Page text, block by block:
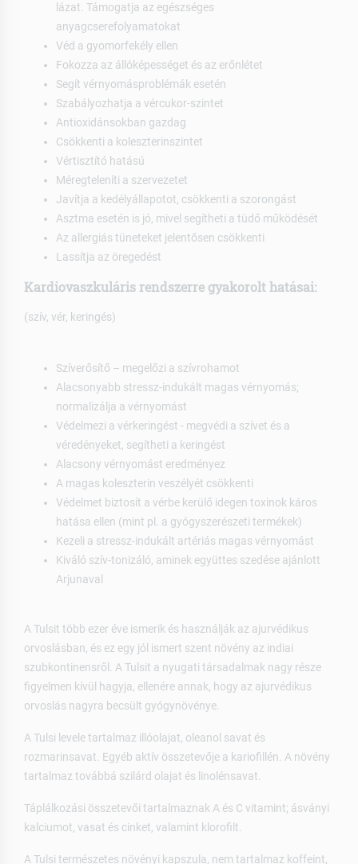
lázat. Támogatja az egészséges
anyagcserefolyamatokat
Véd a gyomorfekély ellen
Fokozza az állóképességet és az erőnlétet
Segít vérnyomásproblémák esetén
Szabályozhatja a vércukor-szintet
Antioxidánsokban gazdag
Csökkenti a koleszterinszintet
Vértisztító hatású
Méregteleníti a szervezetet
Javítja a kedélyállapotot, csökkenti a szorongást
Asztma esetén is jó, mivel segítheti a tüdő működését
Az allergiás tüneteket jelentősen csökkenti
Lassítja az öregedést
Kardiovaszkuláris rendszerre gyakorolt hatásai:
(szív, vér, keringés)
Szíverősítő – megelőzi a szívrohamot
Alacsonyabb stressz-indukált magas vérnyomás;
normalizálja a vérnyomást
Védelmezi a vérkeringést - megvédi a szívet és a
véredényeket, segítheti a keringést
Alacsony vérnyomást eredményez
A magas koleszterin veszélyét csökkenti
Védelmet biztosít a vérbe kerülő idegen toxinok káros
hatása ellen (mint pl. a gyógyszerészeti termékek)
Kezeli a stressz-indukált artériás magas vérnyomást
Kiváló szív-tonizáló, aminek együttes szedése ajánlott
Arjunaval
A Tulsit több ezer éve ismerik és használják az ajurvédikus
orvoslásban, és ez egy jól ismert szent növény az indiai
szubkontinensről. A Tulsit a nyugati társadalmak nagy része
figyelmen kívül hagyja, ellenére annak, hogy az ajurvédikus
orvoslás nagyra becsült gyógynövénye.
A Tulsi levele tartalmaz illóolajat, oleanol savat és
rozmarinsavat. Egyéb aktív összetevője a kariofillén. A növény
tartalmaz továbbá szilárd olajat és linolénsavat.
Táplálkozási összetevői tartalmaznak A és C vitamint; ásványi
kalciumot, vasat és cinket, valamint klorofilt.
A Tulsi természetes növényi kapszula, nem tartalmaz koffeint,